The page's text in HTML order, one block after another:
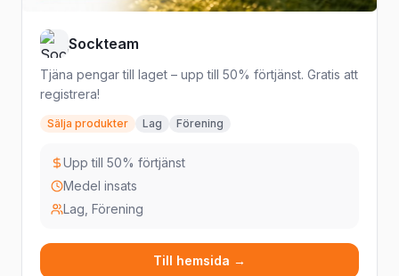
Sockteam
Tjäna pengar till laget – upp till 50% förtjänst. Gratis att
registrera!
Sälja produkter Lag Förening
Upp till 50% förtjänst
Medel insats
Lag, Förening
Till hemsida →